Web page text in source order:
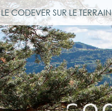
LE CODEVER SUR LE TERRAIN